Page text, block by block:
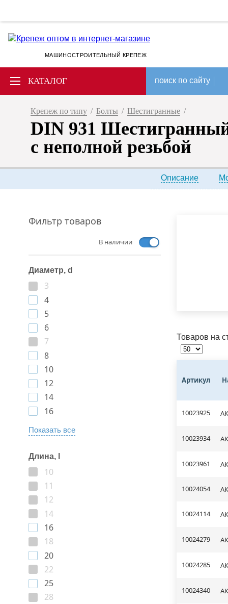
МАШИНОСТРОИТЕЛЬНЫЙ КРЕПЕЖ
КАТАЛОГ поиск по сайту
Крепеж по типу / Болты / Шестигранные /
DIN 931
с неполной резьбой
Описание
Фильтр товаров
В наличии
Диаметр, d
3
4
5
6
7
8
10
12
14
16
Показать все
Длина, l
10
11
12
14
16
18
20
22
25
28
Товаров на
Артикул
10023925
10023934
10023961
10024054
10024114
10024279
10024285
10024340